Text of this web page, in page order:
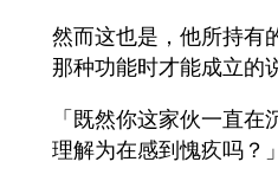
然而这也是，他所持有
那种功能时才能成立的
「既然你这家伙一直
理解为在感到愧疚吗？」